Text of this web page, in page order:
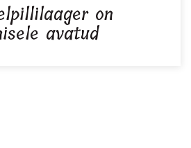
on
avatud